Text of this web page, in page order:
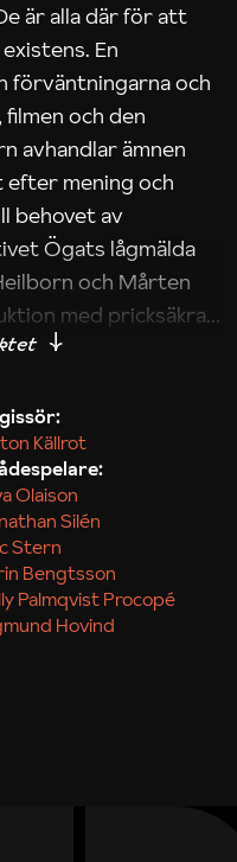
är alla där för att
En
förväntningarna och
och den
avhandlar ämnen
efter mening och
behovet av
Ögats lågmälda
och Mårten
med pricksäkra
vara att omsätta
Källrot
Olaison
Silén
Stern
Bengtsson
Palmqvist Procopé
Hovind